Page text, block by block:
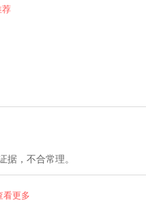
敬请收听。
荐
，不合常理。
看更多